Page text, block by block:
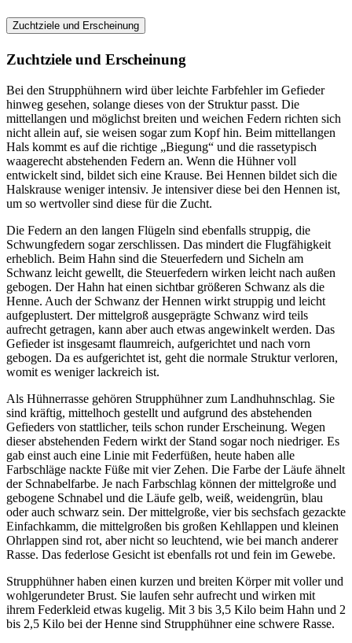
Zuchtziele und Erscheinung
Zuchtziele und Erscheinung
Bei den Strupphühnern wird über leichte Farbfehler im Gefieder
hinweg gesehen, solange dieses von der Struktur passt. Die
mittellangen und möglichst breiten und weichen Federn richten sich
nicht allein auf, sie weisen sogar zum Kopf hin. Beim mittellangen
Hals kommt es auf die richtige „Biegung“ und die rassetypisch
waagerecht abstehenden Federn an. Wenn die Hühner voll
entwickelt sind, bildet sich eine Krause. Bei Hennen bildet sich die
Halskrause weniger intensiv. Je intensiver diese bei den Hennen ist,
um so wertvoller sind diese für die Zucht.
Die Federn an den langen Flügeln sind ebenfalls struppig, die
Schwungfedern sogar zerschlissen. Das mindert die Flugfähigkeit
erheblich. Beim Hahn sind die Steuerfedern und Sicheln am
Schwanz leicht gewellt, die Steuerfedern wirken leicht nach außen
gebogen. Der Hahn hat einen sichtbar größeren Schwanz als die
Henne. Auch der Schwanz der Hennen wirkt struppig und leicht
aufgeplustert. Der mittelgroß ausgeprägte Schwanz wird teils
aufrecht getragen, kann aber auch etwas angewinkelt werden. Das
Gefieder ist insgesamt flaumreich, aufgerichtet und nach vorn
gebogen. Da es aufgerichtet ist, geht die normale Struktur verloren,
womit es weniger lackreich ist.
Als Hühnerrasse gehören Strupphühner zum Landhuhnschlag. Sie
sind kräftig, mittelhoch gestellt und aufgrund des abstehenden
Gefieders von stattlicher, teils schon runder Erscheinung. Wegen
dieser abstehenden Federn wirkt der Stand sogar noch niedriger. Es
gab einst auch eine Linie mit Federfüßen, heute haben alle
Farbschläge nackte Füße mit vier Zehen. Die Farbe der Läufe ähnelt
der Schnabelfarbe. Je nach Farbschlag können der mittelgroße und
gebogene Schnabel und die Läufe gelb, weiß, weidengrün, blau
oder auch schwarz sein. Der mittelgroße, vier bis sechsfach gezackte
Einfachkamm, die mittelgroßen bis großen Kehllappen und kleinen
Ohrlappen sind rot, aber nicht so leuchtend, wie bei manch anderer
Rasse. Das federlose Gesicht ist ebenfalls rot und fein im Gewebe.
Strupphühner haben einen kurzen und breiten Körper mit voller und
wohlgerundeter Brust. Sie laufen sehr aufrecht und wirken mit
ihrem Federkleid etwas kugelig. Mit 3 bis 3,5 Kilo beim Hahn und 2
bis 2,5 Kilo bei der Henne sind Strupphühner eine schwere Rasse.